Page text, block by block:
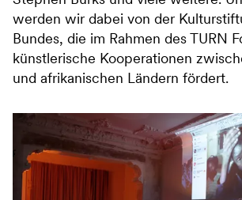
werden wir dabei von der
Bundes, die im Rahmen des TURN
künstlerische Kooperationen
und afrikanischen Ländern fördert.